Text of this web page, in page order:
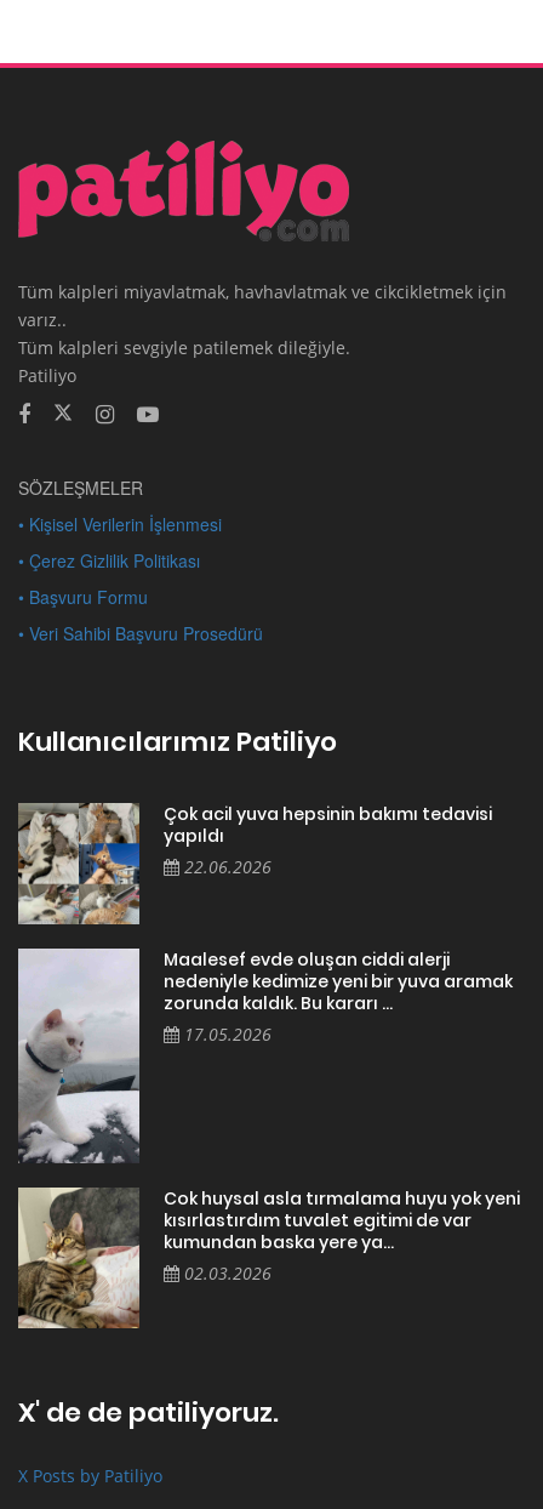
Tüm kalpleri miyavlatmak, havhavlatmak ve cikcikletmek için
varız..
Tüm kalpleri sevgiyle patilemek dileğiyle.
Patiliyo
SÖZLEŞMELER
• Kişisel Verilerin İşlenmesi
• Çerez Gizlilik Politikası
• Başvuru Formu
• Veri Sahibi Başvuru Prosedürü
Kullanıcılarımız Patiliyo
Çok acil yuva hepsinin bakımı tedavisi
yapıldı
22.06.2026
Maalesef evde oluşan ciddi alerji
nedeniyle kedimize yeni bir yuva aramak
zorunda kaldık. Bu kararı ...
17.05.2026
Cok huysal asla tırmalama huyu yok yeni
kısırlastırdım tuvalet egitimi de var
kumundan baska yere ya...
02.03.2026
X' de de patiliyoruz.
X Posts by Patiliyo